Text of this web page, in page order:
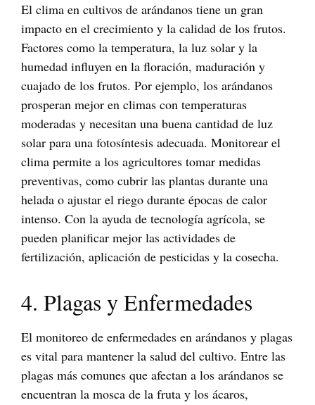
El clima en cultivos de arándanos tiene un gran
impacto en el crecimiento y la calidad de los frutos.
Factores como la temperatura, la luz solar y la
humedad influyen en la floración, maduración y
cuajado de los frutos. Por ejemplo, los arándanos
prosperan mejor en climas con temperaturas
moderadas y necesitan una buena cantidad de luz
solar para una fotosíntesis adecuada. Monitorear el
clima permite a los agricultores tomar medidas
preventivas, como cubrir las plantas durante una
helada o ajustar el riego durante épocas de calor
intenso. Con la ayuda de tecnología agrícola, se
pueden planificar mejor las actividades de
fertilización, aplicación de pesticidas y la cosecha.
4. Plagas y Enfermedades
El monitoreo de enfermedades en arándanos y plagas
es vital para mantener la salud del cultivo. Entre las
plagas más comunes que afectan a los arándanos se
encuentran la mosca de la fruta y los ácaros,